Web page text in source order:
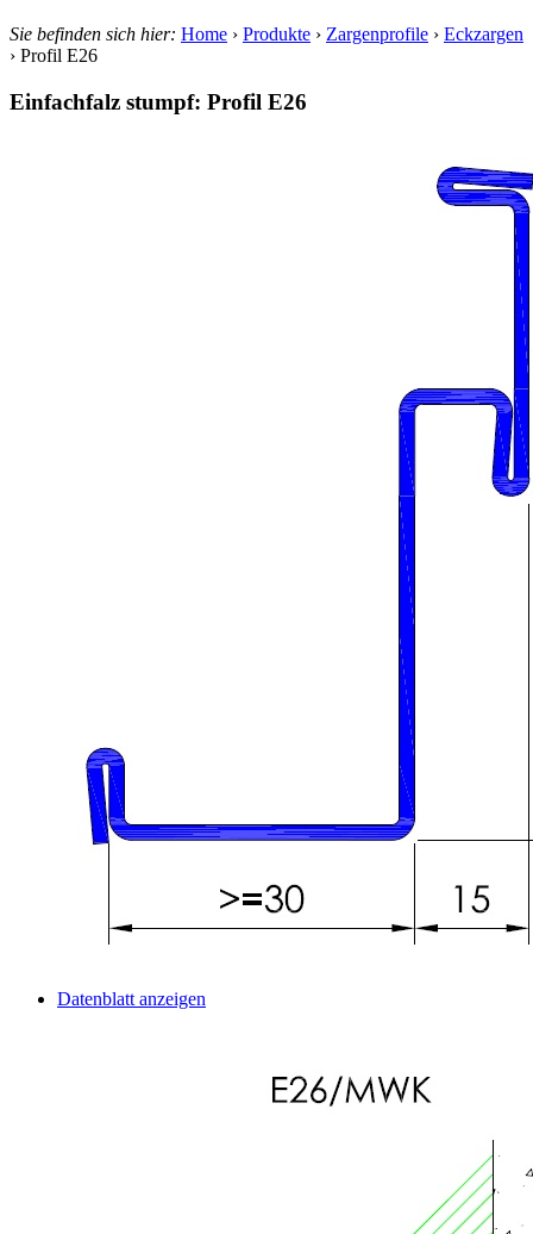
Sie befinden sich hier: Home › Produkte › Zargenprofile › Eckzargen
› Profil E26
Einfachfalz stumpf: Profil E26
Datenblatt anzeigen